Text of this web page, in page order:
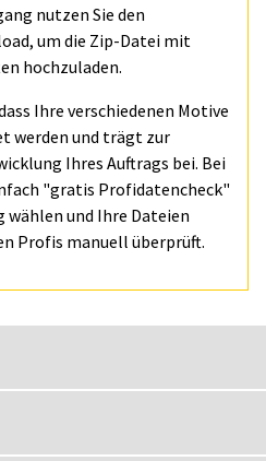
nutzen Sie den
um die Zip-Datei mit
hochzuladen.
Ihre verschiedenen Motive
werden und trägt zur
Ihres Auftrags bei. Bei
"gratis Profidatencheck"
und Ihre Dateien
Profis manuell überprüft.